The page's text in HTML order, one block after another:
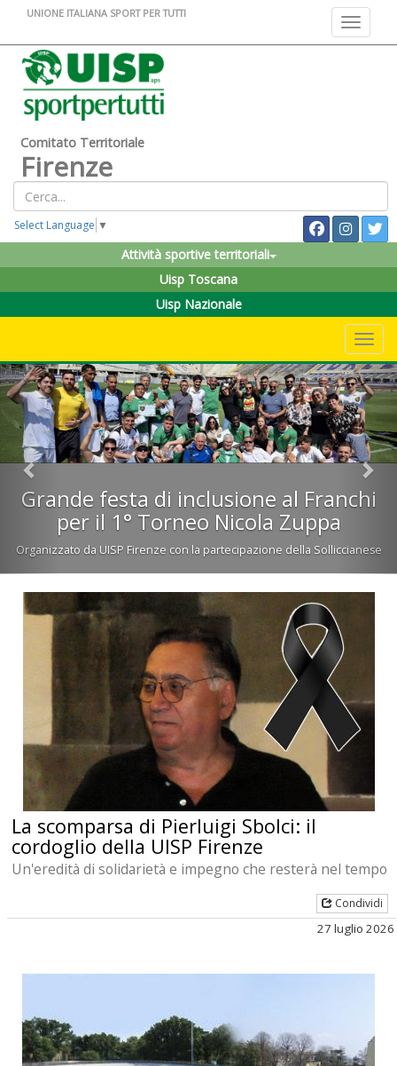
Toggle
UNIONE ITALIANA SPORT PER TUTTI
Comitato Territoriale
Firenze
Select Language ▼
Attività sportive territoriali
Uisp Toscana
Uisp Nazionale
Grande festa di inclusione al Franchi
per il 1° Torneo Nicola Zuppa
Organizzato da UISP Firenze con la partecipazione della Solliccianese
Previous
La scomparsa di Pierluigi Sbolci: il
cordoglio della UISP Firenze
Un'eredità di solidarietà e impegno che resterà nel tempo
Condividi
27 luglio 2026